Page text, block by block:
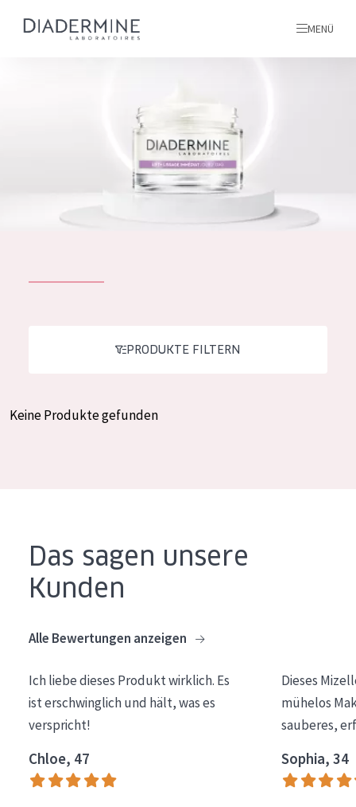
Nachtcreme
Augencreme
PRODUKTLINIE
Essentials
Lift+
Expert
ALLE PRODUKTE
MENÜ
Spanish
PRODUKTE FILTERN
Keine Produkte gefunden
Das sagen unsere
Kunden
Alle Bewertungen anzeigen
Ich liebe dieses Produkt wirklich. Es
ist erschwinglich und hält, was es
verspricht!
Chloe, 47
Dieses
mühelos
sauberes,
Sophia, 34